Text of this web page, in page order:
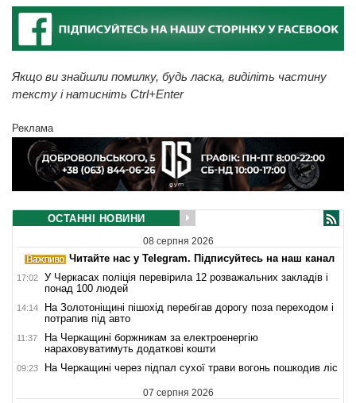
Якщо ви знайшли помилку, будь ласка, виділіть частину
тексту і натисніть Ctrl+Enter
Реклама
ОСТАННІ НОВИНИ
08 серпня 2026
Читайте нас у Telegram. Підписуйтесь на наш канал
17:02
У Черкасах поліція перевірила 12 розважальних закладів і
понад 100 людей
14:14
На Золотоніщині пішохід перебігав дорогу поза переходом і
потрапив під авто
11:37
На Черкащині боржникам за електроенергію
нараховуватимуть додаткові кошти
09:23 На Черкащині через підпал сухої трави вогонь пошкодив ліс
07 серпня 2026